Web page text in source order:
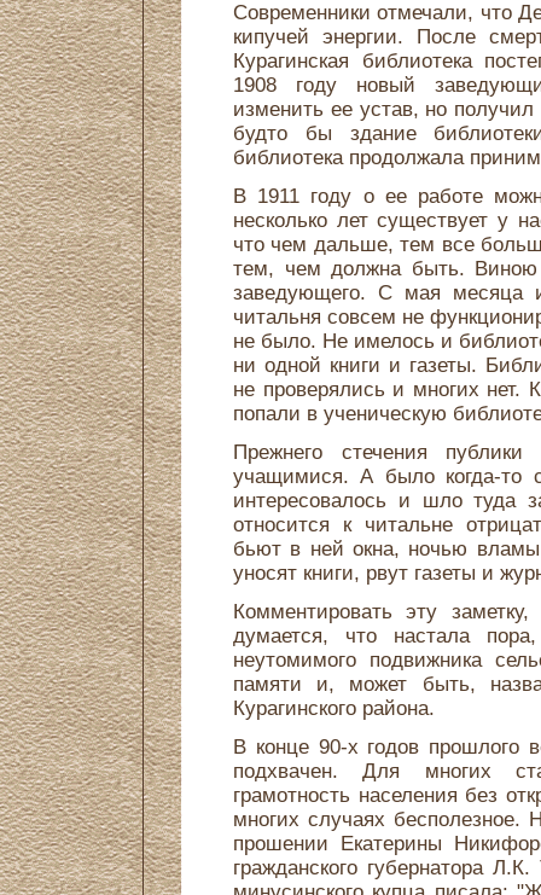
Современники отмечали, что
кипучей энергии. После
Курагинская библиотека
1908 году новый
изменить ее устав, но
будто бы здание
библиотека продолжала
В 1911 году о ее работе
несколько лет существует у
что чем дальше, тем все
тем, чем должна быть. Виною
заведующего. С мая месяца
читальня совсем не
не было. Не имелось и
ни одной книги и газеты.
не проверялись и многих нет.
попали в ученическую
Прежнего стечения
учащимися. А было когда-то
интересовалось и шло туда
относится к читальне
бьют в ней окна, ночью
уносят книги, рвут газеты и
Комментировать эту
думается, что настала
неутомимого подвижника
памяти и, может быть,
Курагинского района.
В конце 90-х годов прошлого
подхвачен. Для многих
грамотность населения без
многих случаях бесполезное.
прошении Екатерины
гражданского губернатора